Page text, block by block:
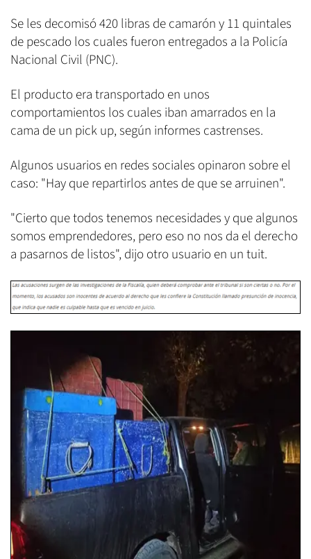
Se les decomisó 420 libras de camarón y 11 quintales
de pescado los cuales fueron entregados a la Policía
Nacional Civil (PNC).
El producto era transportado en unos
comportamientos los cuales iban amarrados en la
cama de un pick up, según informes castrenses.
Algunos usuarios en redes sociales opinaron sobre el
caso: "Hay que repartirlos antes de que se arruinen".
"Cierto que todos tenemos necesidades y que algunos
somos emprendedores, pero eso no nos da el derecho
a pasarnos de listos", dijo otro usuario en un tuit.